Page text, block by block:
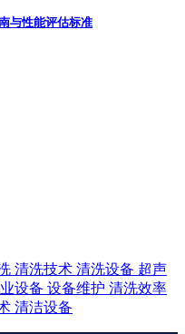
与性能评估标准
清洗技术 清洗设备 超声
设备 设备维护 清洗效率
清洁设备